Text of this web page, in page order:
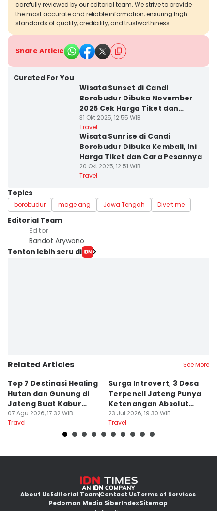
carefully reviewed by our editorial team. We strive to provide
the most accurate and reliable information, ensuring high
standards of quality, credibility, and trustworthiness.
Share Article
Curated For You
Wisata Sunset di Candi
Borobudur Dibuka November
2025 Cek Harga Tiket dan
Fasilitasnya
31 Okt 2025, 12:55 WIB
Travel
Wisata Sunrise di Candi
Borobudur Dibuka Kembali, Ini
Harga Tiket dan Cara Pesannya
20 Okt 2025, 12:51 WIB
Travel
Topics
borobudur magelang Jawa Tengah Divert me
Editorial Team
Editor
Bandot Arywono
Tonton lebih seru di
Related Articles See More
Top 7 Destinasi Healing
Hutan dan Gunung di
Jateng Buat Kabur
Sejenak, Under Rp200
Ribu
07 Agu 2026, 17:32 WIB
Travel
Surga Introvert, 3 Desa
Terpencil Jateng Punya
Ketenangan Absolut
Untuk Disconect
23 Jul 2026, 19:30 WIB
Travel
About UsEditorial TeamContact UsTerms of Services
Pedoman Media SiberIndexSitemap